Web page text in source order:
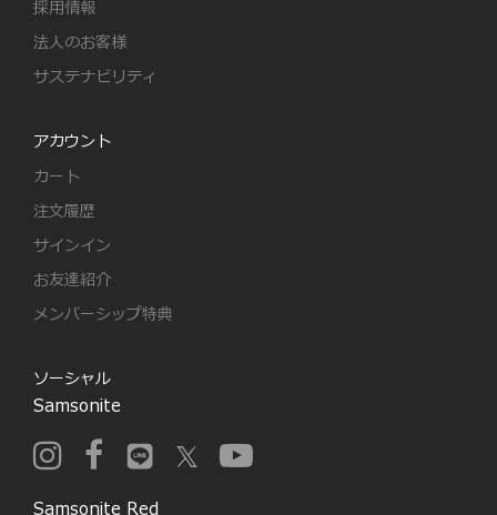
採用情報
法人のお客様
サステナビリティ
アカウント
カート
注文履歴
サインイン
お友達紹介
メンバーシップ特典
ソーシャル
Samsonite
Samsonite Red